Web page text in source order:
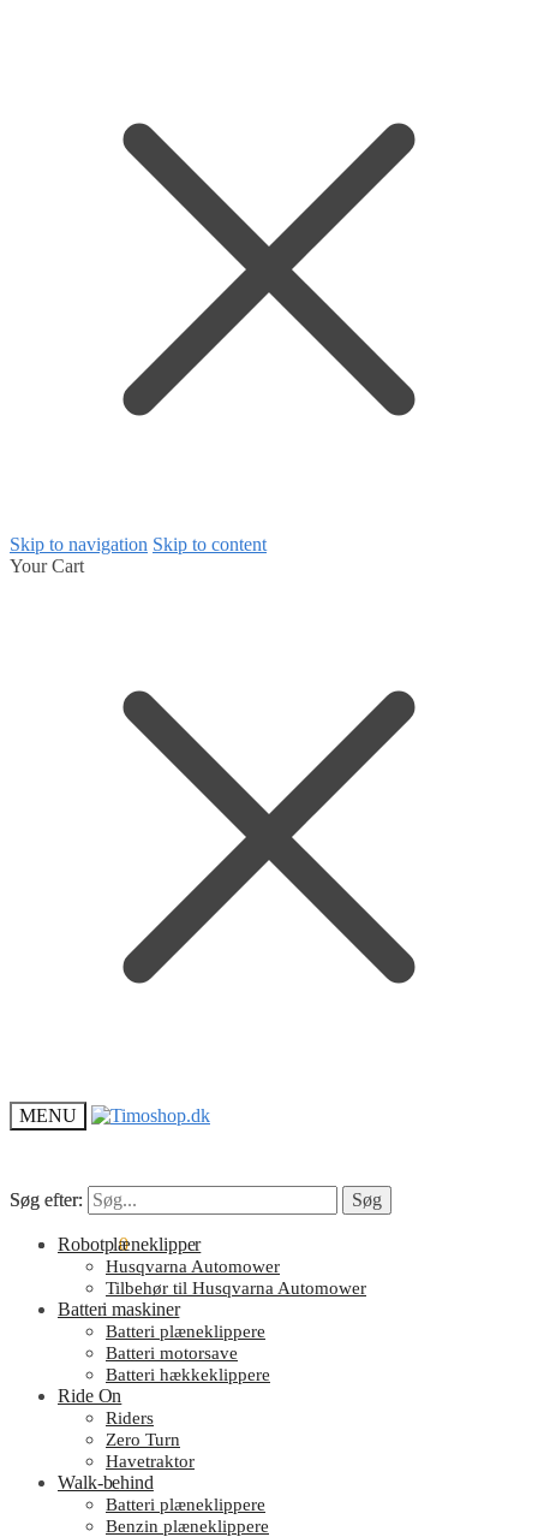
Skip to navigation Skip to content
Your Cart
MENU
Søg efter: Søg
kr.0.00 0
Søg efter: Søg
Robotplæneklipper
Husqvarna Automower
Tilbehør til Husqvarna Automower
Batteri maskiner
Batteri plæneklippere
Batteri motorsave
Batteri hækkeklippere
Ride On
Riders
Zero Turn
Havetraktor
Walk-behind
Batteri plæneklippere
Benzin plæneklippere